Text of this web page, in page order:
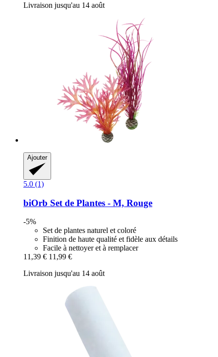
Livraison jusqu'au 14 août
Ajouter
5.0 (1)
biOrb Set de Plantes -​ M, Rouge
-5%
Set de plantes naturel et coloré
Finition de haute qualité et fidèle aux détails
Facile à nettoyer et à remplacer
11,39 € 11,99 €
Livraison jusqu'au 14 août